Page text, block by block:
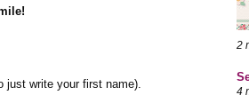
just write your first name).
2
4